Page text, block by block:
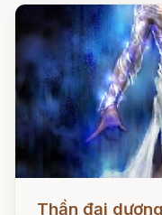
Đọc ngay
Thần đại